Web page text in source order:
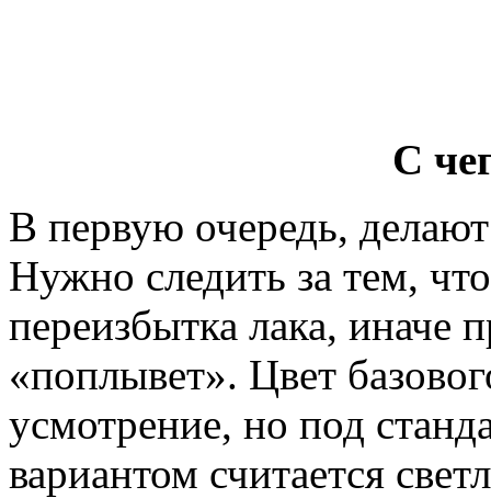
С
В первую очередь,
Нужно следить за тем,
переизбытка лака, иначе
«поплывет». Цвет
усмотрение, но под
вариантом считается